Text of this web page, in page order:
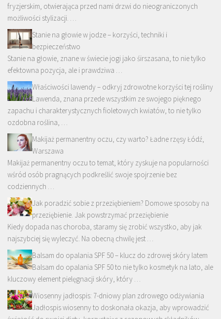
fryzjerskim, otwierająca przed nami drzwi do nieograniczonych
możliwości stylizacji. …
Stanie na głowie w jodze – korzyści, techniki i
bezpieczeństwo
Stanie na głowie, znane w świecie jogi jako śirszasana, to nie tylko
efektowna pozycja, ale i prawdziwa …
Właściwości lawendy – odkryj zdrowotne korzyści tej rośliny
Lawenda, znana przede wszystkim ze swojego pięknego
zapachu i charakterystycznych fioletowych kwiatów, to nie tylko
ozdobna roślina, …
Makijaż permanentny oczu, czy warto? Ładne rzęsy Łódź,
Warszawa
Makijaż permanentny oczu to temat, który zyskuje na popularności
wśród osób pragnących podkreślić swoje spojrzenie bez
codziennych …
Jak poradzić sobie z przeziębieniem? Domowe sposoby na
przeziębienie. Jak powstrzymać przeziębienie
Kiedy dopada nas choroba, staramy się zrobić wszystko, aby jak
najszybciej się wyleczyć. Na obecną chwilę jest …
Balsam do opalania SPF 50 – klucz do zdrowej skóry latem
Balsam do opalania SPF 50 to nie tylko kosmetyk na lato, ale
kluczowy element pielęgnacji skóry, który …
Wiosenny jadłospis: 7-dniowy plan zdrowego odżywiania
Jadłospis wiosenny to doskonała okazja, aby wprowadzić